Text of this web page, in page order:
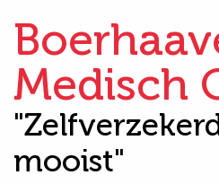
Medisch
mooist"